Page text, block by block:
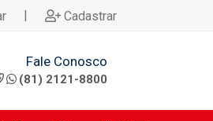
| Cadastrar
Fale Conosco
(81) 2121-8800